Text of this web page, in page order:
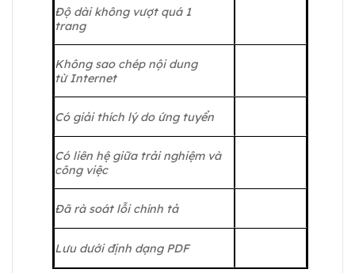
Độ dài không vượt quá 1
trang
Không sao chép nội dung
từ Internet
Có giải thích lý do ứng tuyển
Có liên hệ giữa trải nghiệm và
công việc
Đã rà soát lỗi chính tả
Lưu dưới định dạng PDF